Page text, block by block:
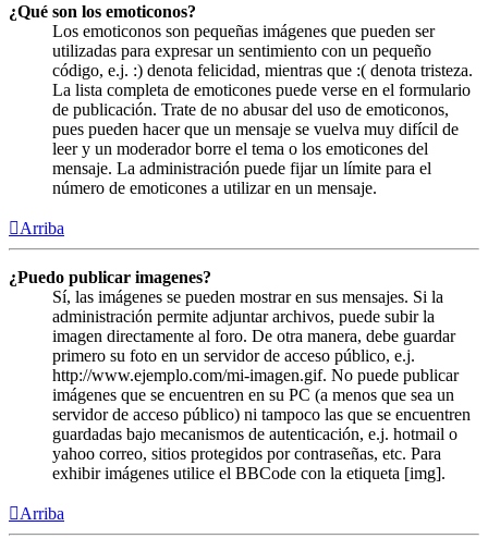
¿Qué son los emoticonos?
Los emoticonos son pequeñas imágenes que pueden ser
utilizadas para expresar un sentimiento con un pequeño
código, e.j. :) denota felicidad, mientras que :( denota tristeza.
La lista completa de emoticones puede verse en el formulario
de publicación. Trate de no abusar del uso de emoticonos,
pues pueden hacer que un mensaje se vuelva muy difícil de
leer y un moderador borre el tema o los emoticones del
mensaje. La administración puede fijar un límite para el
número de emoticones a utilizar en un mensaje.
Arriba
¿Puedo publicar imagenes?
Sí, las imágenes se pueden mostrar en sus mensajes. Si la
administración permite adjuntar archivos, puede subir la
imagen directamente al foro. De otra manera, debe guardar
primero su foto en un servidor de acceso público, e.j.
http://www.ejemplo.com/mi-imagen.gif. No puede publicar
imágenes que se encuentren en su PC (a menos que sea un
servidor de acceso público) ni tampoco las que se encuentren
guardadas bajo mecanismos de autenticación, e.j. hotmail o
yahoo correo, sitios protegidos por contraseñas, etc. Para
exhibir imágenes utilice el BBCode con la etiqueta [img].
Arriba